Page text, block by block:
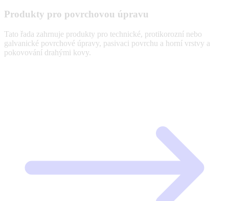
Produkty pro povrchovou úpravu
Tato řada zahrnuje produkty pro technické, protikorozní nebo
galvanické povrchové úpravy, pasivaci povrchu a horní vrstvy a
pokovování drahými kovy.